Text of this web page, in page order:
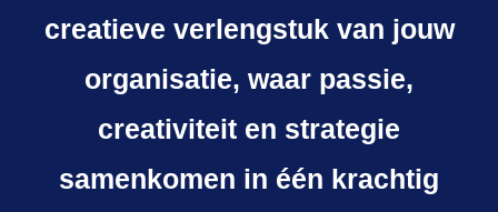
creatieve verlengstuk van jouw
organisatie, waar passie,
creativiteit en strategie
samenkomen in één krachtig